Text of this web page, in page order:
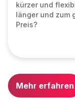
kürzer und
länger und zum
Preis?
Mehr erfahren